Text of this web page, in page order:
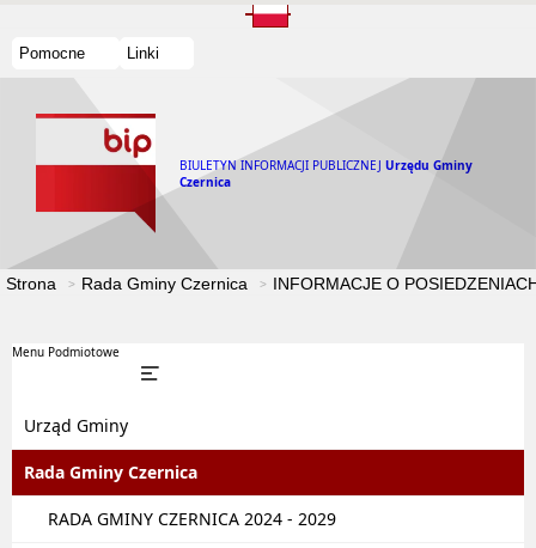
Pomocne Linki
BIULETYN INFORMACJI PUBLICZNEJ Urzędu Gminy
Czernica
Strona Rada Gminy Czernica INFORMACJE O
Menu Podmiotowe
Urząd Gminy
Rada Gminy Czernica
RADA GMINY CZERNICA 2024 - 2029